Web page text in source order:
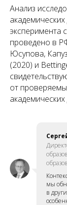
Анализ
эксперимента
проведено в
Юсупова,
(2020) и
от
мы
в